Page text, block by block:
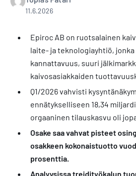
11.6.2026
Epiroc AB on ruotsalainen
laite- ja teknologiayhtiö,
kannattavuus, suuri
kaivosasiakkaiden
Q1/2026 vahvisti
ennätykselliseen 18,34
orgaaninen tilauskasvu oli jopa
Osake saa vahvat pisteet
osakkeen kokonaistuotto
prosenttia.
Analyysissa treidityökalun